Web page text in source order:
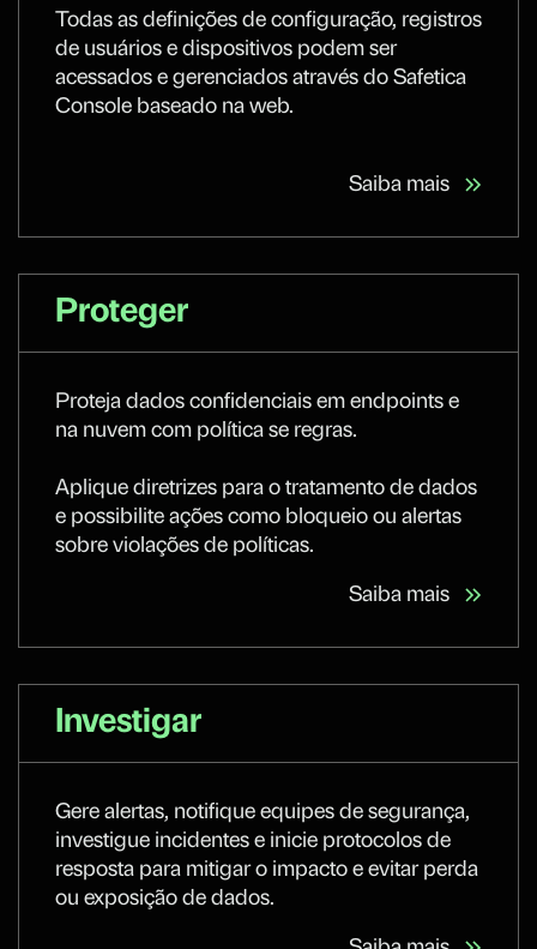
Todas as definições de configuração, registros
de usuários e dispositivos podem ser
acessados e gerenciados através do Safetica
Console baseado na web.
Saiba mais
Proteger
Proteja dados confidenciais em endpoints e
na nuvem com política se regras.
Aplique diretrizes para o tratamento de dados
e possibilite ações como bloqueio ou alertas
sobre violações de políticas.
Saiba mais
Investigar
Gere alertas, notifique equipes de segurança,
investigue incidentes e inicie protocolos de
resposta para mitigar o impacto e evitar perda
ou exposição de dados.